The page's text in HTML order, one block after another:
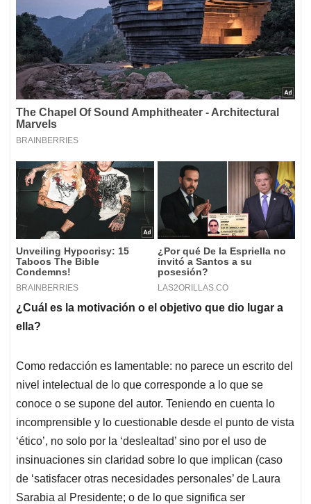
¿Cuál es la motivación o el objetivo que dio lugar a
ella?
Como redacción es lamentable: no parece un escrito del
nivel intelectual de lo que corresponde a lo que se
conoce o se supone del autor. Teniendo en cuenta lo
incomprensible y lo cuestionable desde el punto de vista
‘ético’, no solo por la ‘deslealtad’ sino por el uso de
insinuaciones sin claridad sobre lo que implican (caso
de ‘satisfacer otras necesidades personales’ de Laura
Sarabia al Presidente; o de lo que significa ser